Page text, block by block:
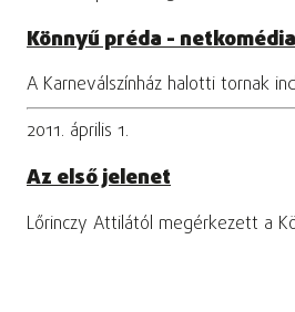
Könnyű préda -
A Karneválszínház halotti tornak
2011. április 1.
Az első jelenet
Lőrinczy Attilától megérkezett a